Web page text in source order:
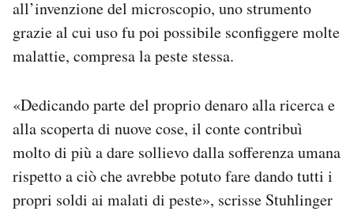
all’invenzione del microscopio, uno strumento
grazie al cui uso fu poi possibile sconfiggere molte
malattie, compresa la peste stessa.
«Dedicando parte del proprio denaro alla ricerca e
alla scoperta di nuove cose, il conte contribuì
molto di più a dare sollievo dalla sofferenza umana
rispetto a ciò che avrebbe potuto fare dando tutti i
propri soldi ai malati di peste», scrisse Stuhlinger